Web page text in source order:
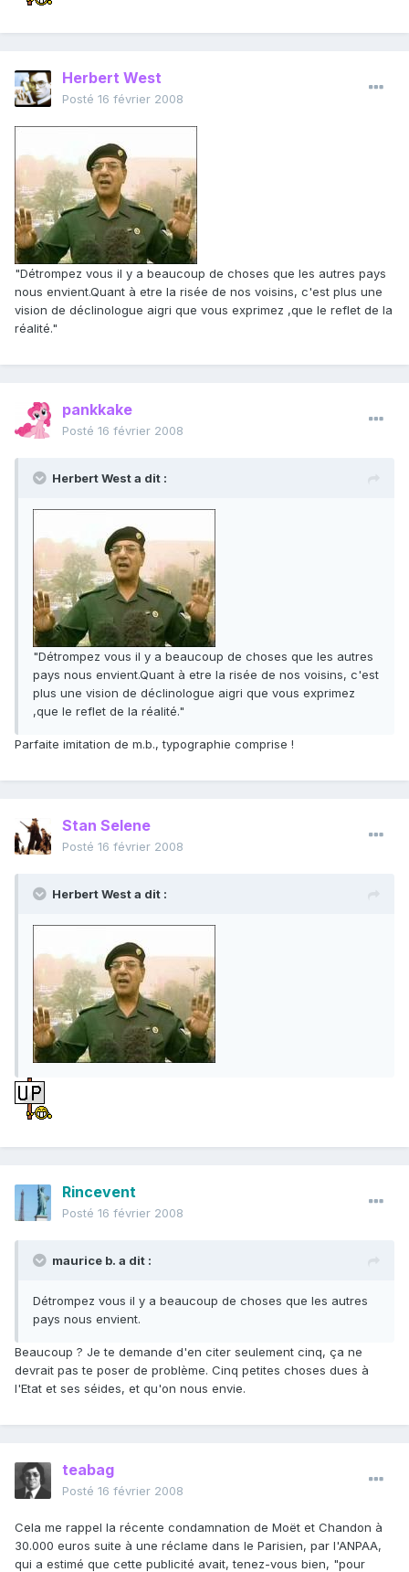
Herbert West
Posté 16 février 2008
"Détrompez vous il y a beaucoup de choses que les autres pays
nous envient.Quant à etre la risée de nos voisins, c'est plus une
vision de déclinologue aigri que vous exprimez ,que le reflet de la
réalité."
pankkake
Posté 16 février 2008
Herbert West a dit :
"Détrompez vous il y a beaucoup de choses que les autres
pays nous envient.Quant à etre la risée de nos voisins, c'est
plus une vision de déclinologue aigri que vous exprimez
,que le reflet de la réalité."
Parfaite imitation de m.b., typographie comprise !
Stan Selene
Posté 16 février 2008
Herbert West a dit :
Rincevent
Posté 16 février 2008
maurice b. a dit :
Détrompez vous il y a beaucoup de choses que les autres
pays nous envient.
Beaucoup ? Je te demande d'en citer seulement cinq, ça ne
devrait pas te poser de problème. Cinq petites choses dues à
l'Etat et ses séides, et qu'on nous envie.
teabag
Posté 16 février 2008
Cela me rappel la récente condamnation de Moët et Chandon à
30.000 euros suite à une réclame dans le Parisien, par l'ANPAA,
qui a estimé que cette publicité avait, tenez-vous bien, "pour